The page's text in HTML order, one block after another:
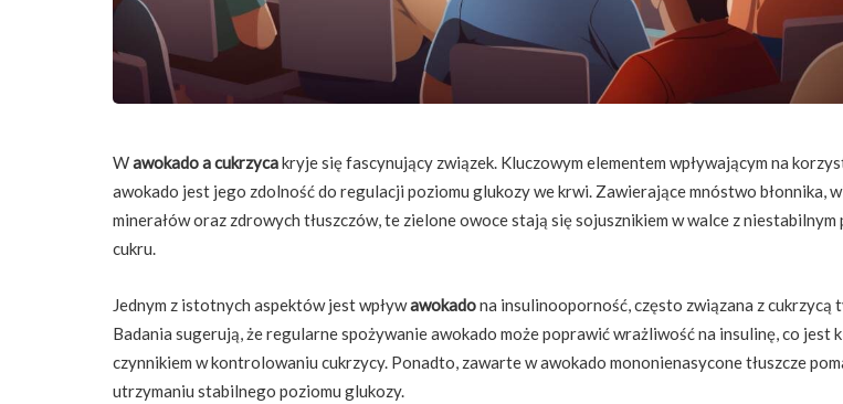
Wawokado a cukrzycakryje się fascynujący związek. Kluczowym elementem wpływającym na
awokado jest jego zdolność do regulacji poziomu glukozy we krwi. Zawierające mnóstwo błonnika,
minerałów oraz zdrowych tłuszczów, te zielone owoce stają się sojusznikiem w walce z niestabilnym
cukru.
Jednym z istotnych aspektów jest wpływawokadona insulinooporność, często związana z cukrzycą
Badania sugerują, że regularne spożywanie awokado może poprawić wrażliwość na insulinę, co jest
czynnikiem w kontrolowaniu cukrzycy. Ponadto, zawarte w awokado mononienasycone tłuszcze
utrzymaniu stabilnego poziomu glukozy.